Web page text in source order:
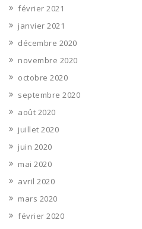
février 2021
janvier 2021
décembre 2020
novembre 2020
octobre 2020
septembre 2020
août 2020
juillet 2020
juin 2020
mai 2020
avril 2020
mars 2020
février 2020